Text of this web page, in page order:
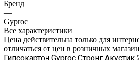
Бренд
—
Gyproc
Все характеристики
Цена действительна только для
отличаться от цен в розничных
Гипсокартон Gyproc Стронг